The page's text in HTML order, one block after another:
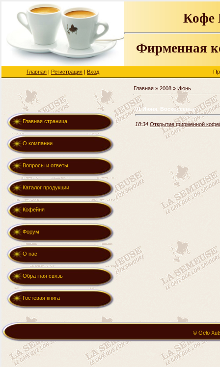
Кофе
Фирменная
Главная | Регистрация | Вход
Главная страница
О компании
Вопросы и ответы
Каталог продукции
Кофейня
Форум
О нас
Обратная связь
Гостевая книга
Главная » 2008 » Июнь
01 Июня, Воскресенье
18:34 Открытие фирменной
© Gelo